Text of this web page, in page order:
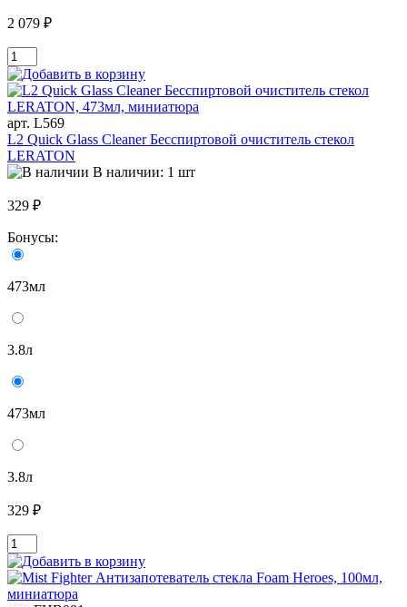
2 079 ₽
арт. L569
L2 Quick Glass Cleaner Бесспиртовой очиститель стекол
LERATON
В наличии: 1 шт
329 ₽
Бонусы:
473мл
3.8л
473мл
3.8л
329 ₽